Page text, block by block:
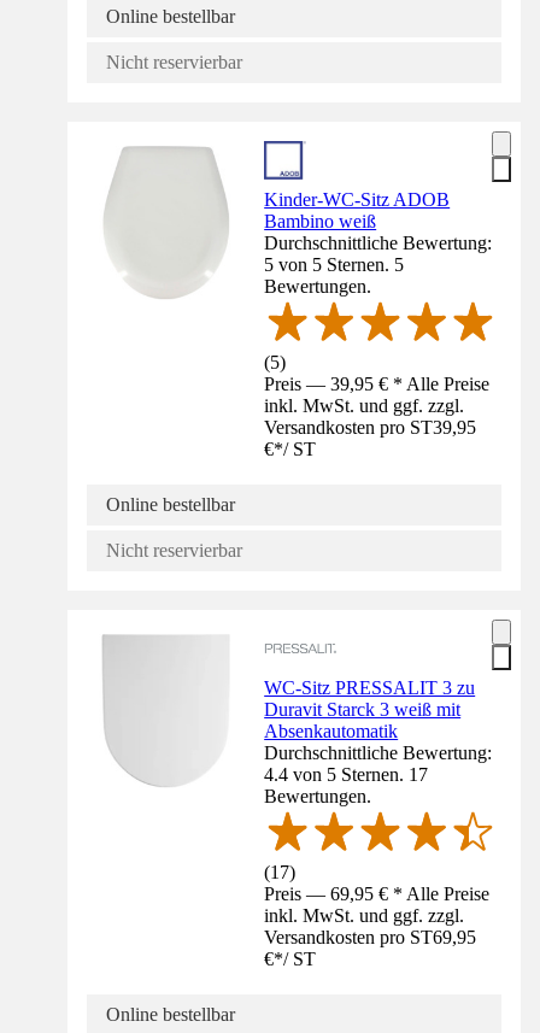
Online bestellbar
Nicht reservierbar
Kinder-WC-Sitz ADOB
Bambino weiß
Durchschnittliche Bewertung:
5 von 5 Sternen. 5
Bewertungen.
(5)
Preis — 39,95 € * Alle Preise
inkl. MwSt. und ggf. zzgl.
Versandkosten pro ST39,95
€*/ ST
Online bestellbar
Nicht reservierbar
WC-Sitz PRESSALIT 3 zu
Duravit Starck 3 weiß mit
Absenkautomatik
Durchschnittliche Bewertung:
4.4 von 5 Sternen. 17
Bewertungen.
(17)
Preis — 69,95 € * Alle Preise
inkl. MwSt. und ggf. zzgl.
Versandkosten pro ST69,95
€*/ ST
Online bestellbar